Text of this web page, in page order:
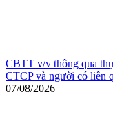
CBTT v/v thông qua
CTCP và người có liên
07/08/2026